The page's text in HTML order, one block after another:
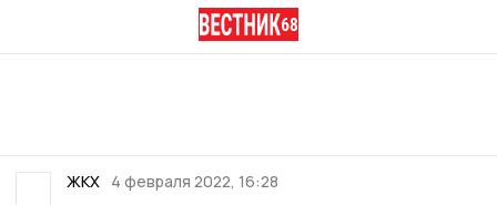
ЖКХ 4 февраля 2022, 16:28